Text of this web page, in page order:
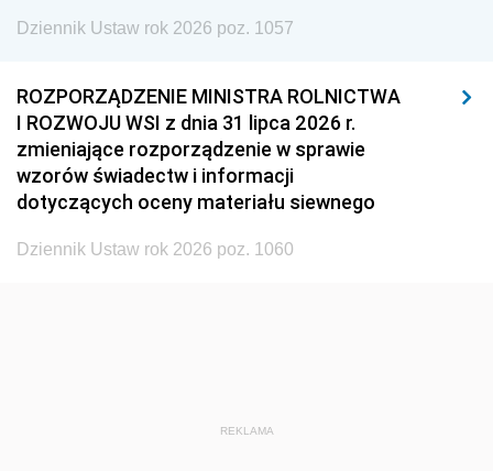
1935 1934
1929 1928 1927
1926 1925 1924
1923 1922
Dziennik Ustaw rok 2026 poz. 1057
ROZPORZĄDZENIE MINISTRA ROLNICTWA
I ROZWOJU WSI z dnia 31 lipca 2026 r.
zmieniające rozporządzenie w sprawie
wzorów świadectw i informacji
dotyczących oceny materiału siewnego
Dziennik Ustaw rok 2026 poz. 1060
REKLAMA